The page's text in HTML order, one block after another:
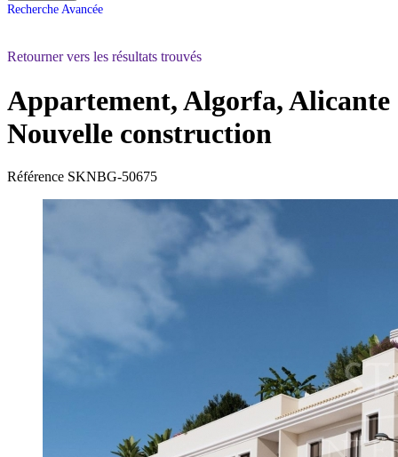
Recherche Avancée
Retourner vers les résultats trouvés
Appartement, Algorfa, Alicante
Nouvelle construction
Référence SKNBG-50675